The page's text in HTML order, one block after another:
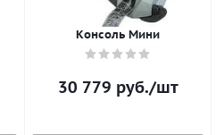
Консоль Мини
30 779 руб./шт